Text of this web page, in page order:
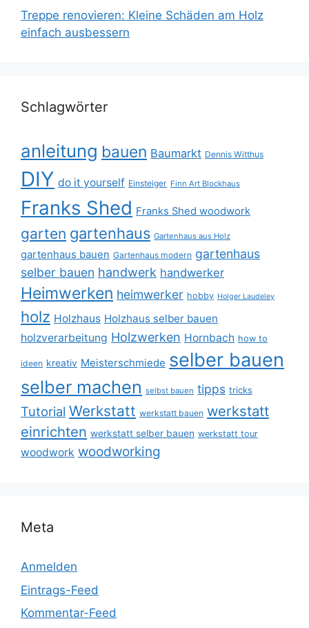
Treppe renovieren: Kleine Schäden am Holz
einfach ausbessern
Schlagwörter
anleitung bauen Baumarkt Dennis Witthus
DIY do it yourself Einsteiger Finn Art Blockhaus
Franks Shed Franks Shed woodwork
garten gartenhaus Gartenhaus aus Holz
gartenhaus bauen Gartenhaus modern gartenhaus
selber bauen handwerk handwerker
Heimwerken heimwerker hobby Holger Laudeley
holz Holzhaus Holzhaus selber bauen
holzverarbeitung Holzwerken Hornbach how to
ideen kreativ Meisterschmiede selber bauen
selber machen selbst bauen tipps tricks
Tutorial Werkstatt werkstatt bauen werkstatt
einrichten werkstatt selber bauen werkstatt tour
woodwork woodworking
Meta
Anmelden
Eintrags-Feed
Kommentar-Feed